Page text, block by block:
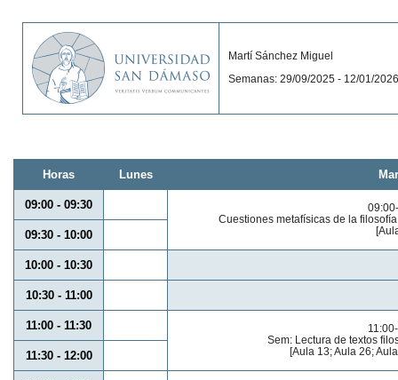
Martí Sánchez Miguel
Semanas: 29/09/2025 - 12/01/2026
Horas Lunes
09:00 - 09:30
Cuestiones metafísicas de la
09:30 - 10:00
10:00 - 10:30
10:30 - 11:00
11:00 - 11:30
Sem: Lectura de textos
[Aula 13; Aula 26;
11:30 - 12:00